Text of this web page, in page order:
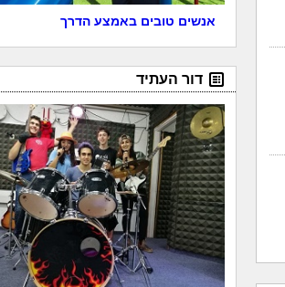
אנשים טובים באמצע הדרך
דור העתיד